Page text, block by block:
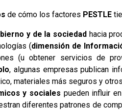
de cómo los factores PESTLE
y de la sociedad hacia
(dimensión de
(u obtener servicios de
, algunas empresas publican
materiales más seguros y
y sociales pueden influir
diferentes patrones de